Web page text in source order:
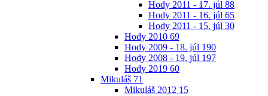
Hody 2011 - 17. júl 88
Hody 2011 - 16. júl 65
Hody 2011 - 15. júl 30
Hody 2010 69
Hody 2009 - 18. júl 190
Hody 2008 - 19. júl 197
Hody 2019 60
Mikuláš 71
Mikuláš 2012 15